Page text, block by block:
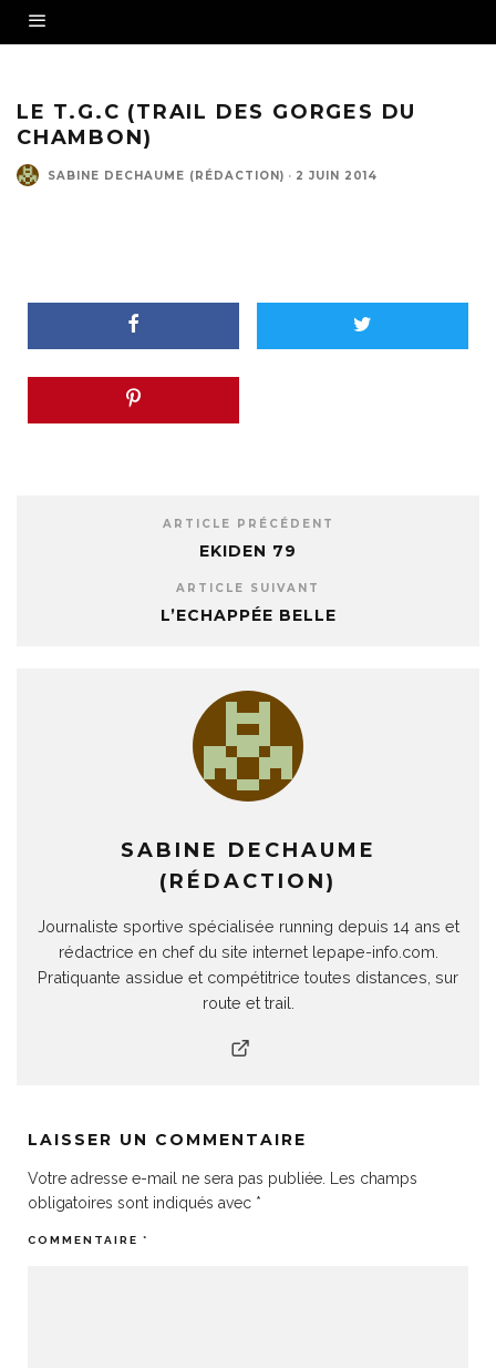
LE T.G.C (TRAIL DES GORGES DU
CHAMBON)
SABINE DECHAUME (RÉDACTION) · 2 JUIN 2014
ARTICLE PRÉCÉDENT
EKIDEN 79
ARTICLE SUIVANT
L’ECHAPPÉE BELLE
SABINE DECHAUME
(RÉDACTION)
Journaliste sportive spécialisée running depuis 14 ans et
rédactrice en chef du site internet lepape-info.com.
Pratiquante assidue et compétitrice toutes distances, sur
route et trail.
LAISSER UN COMMENTAIRE
Votre adresse e-mail ne sera pas publiée.
Les champs
obligatoires sont indiqués avec *
COMMENTAIRE *